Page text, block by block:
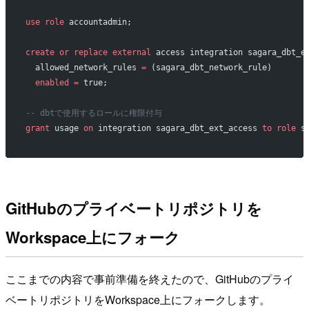
use role accountadmin;
create or replace external access integration
  allowed_network_rules
= (sagara_dbt_network_rule)
  enabled
= true;
-- dbtで使用するロールに権限付与
grant usage on integration sagara_dbt_ext_access to role
GitHubのプライベートリポジトリを
Workspace上にフォーク
ここまでの内容で事前準備を終えたので、GitHubのプライ
ベートリポジトリをWorkspace上にフォークします。